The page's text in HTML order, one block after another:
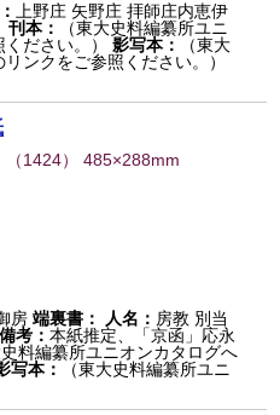
上野庄 矢野庄 拝師庄内恵伊
刊本：
（東大史料編纂所ユニ
ださい。）
影写本：
（東大
ンクをご参照ください。）
（1424） 485×288mm
房 端裏書： 人名： 房教 別当
備考：本紙推定、「京函」応永
史料編纂所ユニオンカタログへ
写本：
（東大史料編纂所ユニ